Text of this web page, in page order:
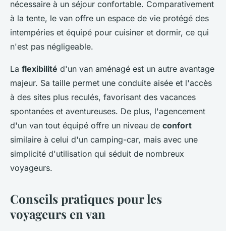
nécessaire à un séjour confortable. Comparativement
à la tente, le van offre un espace de vie protégé des
intempéries et équipé pour cuisiner et dormir, ce qui
n'est pas négligeable.
La flexibilité d'un van aménagé est un autre avantage
majeur. Sa taille permet une conduite aisée et l'accès
à des sites plus reculés, favorisant des vacances
spontanées et aventureuses. De plus, l'agencement
d'un van tout équipé offre un niveau de confort
similaire à celui d'un camping-car, mais avec une
simplicité d'utilisation qui séduit de nombreux
voyageurs.
Conseils pratiques pour les
voyageurs en van